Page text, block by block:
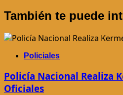
También te puede
Policiales
Policía Nacional Realiza
Oficiales